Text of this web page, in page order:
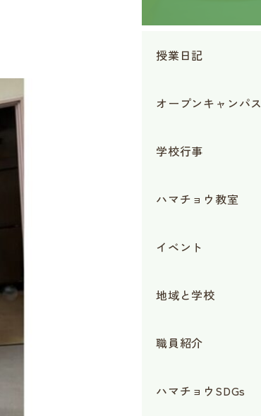
授業日記
オープンキャンパス
学校行事
ハマチョウ教室
イベント
地域と学校
職員紹介
ハマチョウSDGs